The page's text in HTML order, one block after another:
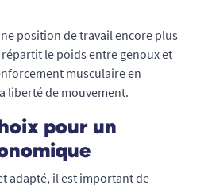
position de travail encore plus
le poids entre genoux et
musculaire en
liberté de mouvement.
pour un
adapté, il est important de